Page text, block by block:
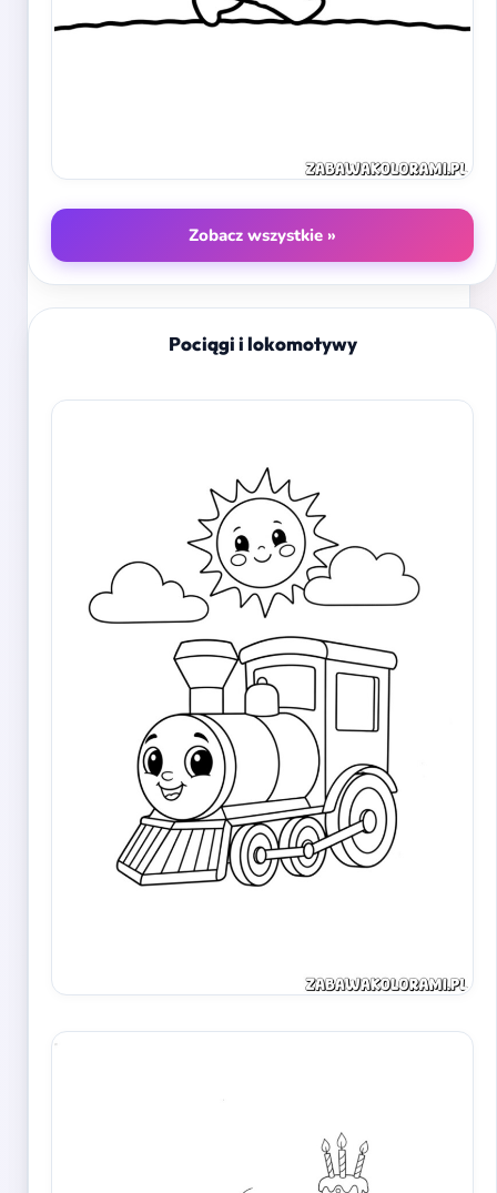
Zobacz wszystkie »
Pociągi i lokomotywy